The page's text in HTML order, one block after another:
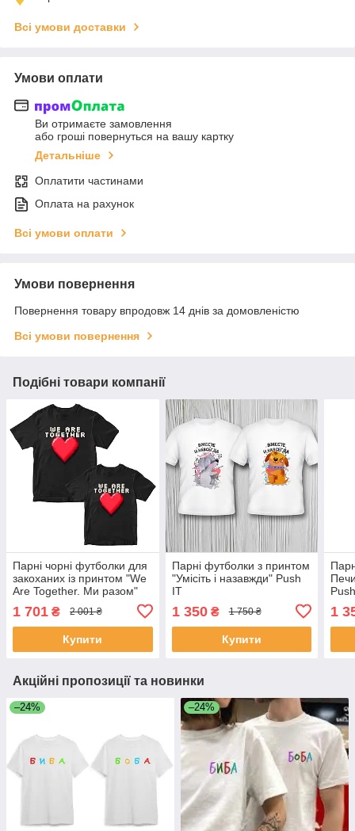
Всі умови доставки
Умови оплати
Ви отримаєте замовлення
або гроші повернуться на вашу картку
Детальніше
Оплатити частинами
Оплата на рахунок
Всі умови оплати
Умови повернення
Повернення товару впродовж 14 днів за домовленістю
Всі умови повернення
Подібні товари компанії
Парні чорні футболки для
закоханих із принтом "We
Are Together. Ми разом"
1 701 ₴ 2 001 ₴
Купити
Парні футболки з принтом
"Умісіть і назавжди" Push
IT
1 350₴ 1 750 ₴
Купити
1
Акційні пропозиції та новинки
–24% –24%